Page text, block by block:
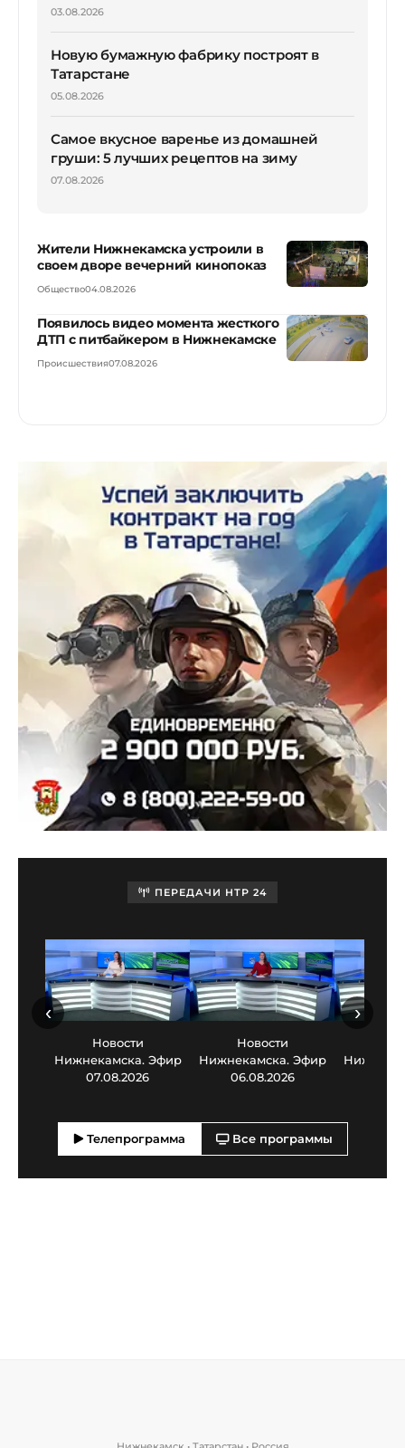
03.08.2026
Новую бумажную фабрику построят в
Татарстане
05.08.2026
Самое вкусное варенье из домашней
груши: 5 лучших рецептов на зиму
07.08.2026
Жители Нижнекамска устроили в
своем дворе вечерний кинопоказ
Общество04.08.2026
Появилось видео момента жесткого
ДТП с питбайкером в Нижнекамске
Происшествия07.08.2026
ПЕРЕДАЧИ НТР 24
Новости
Нижнекамска. Эфир
07.08.2026
Новости
Нижнекамска. Эфир
06.08.2026
‹ ›
Телепрограмма Все программы